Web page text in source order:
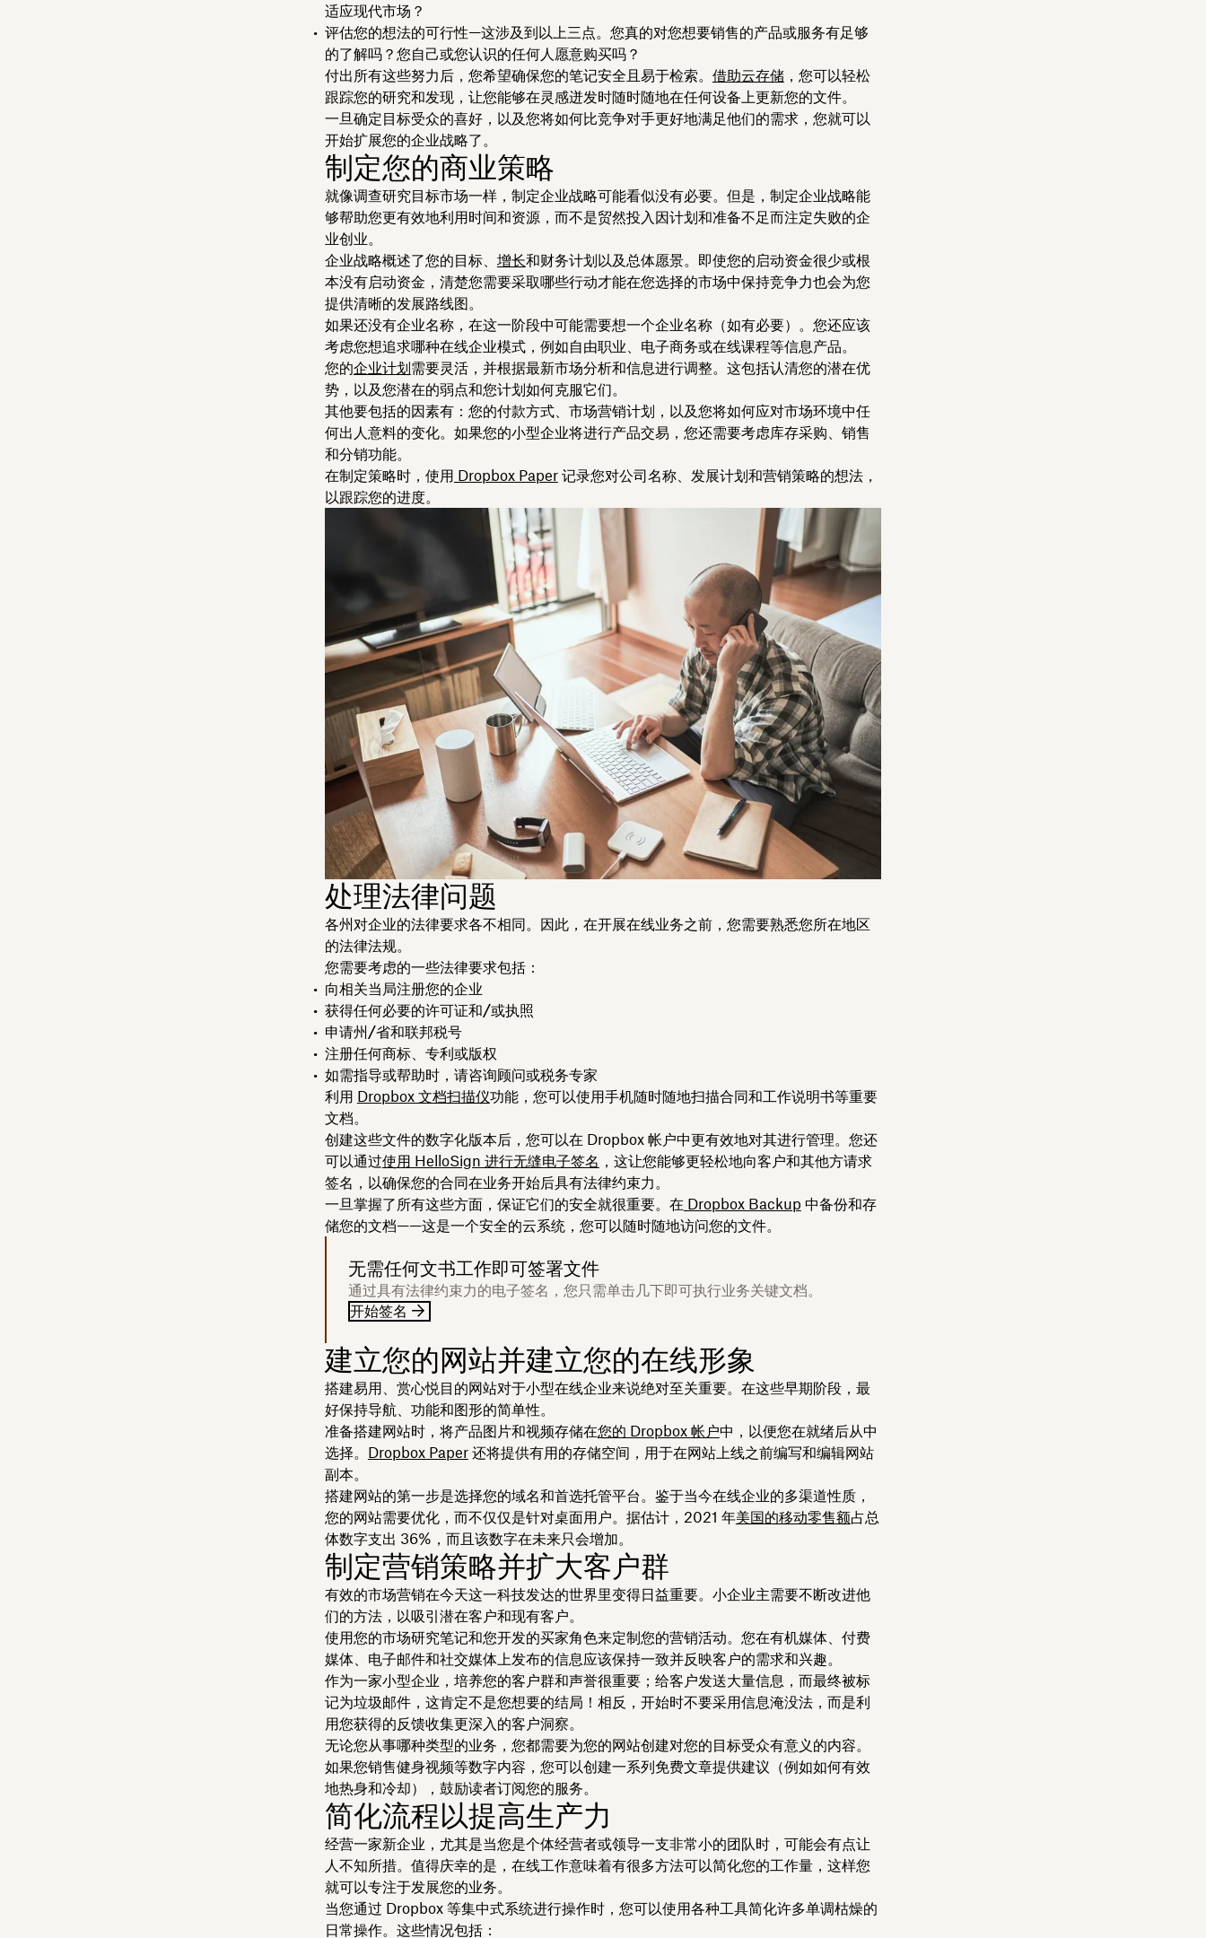
适应现代市场？
评估您的想法的可行性—这涉及到以上三点。您真的对您想要销售的产品或服务有足够
的了解吗？您自己或您认识的任何人愿意购买吗？
付出所有这些努力后，您希望确保您的笔记安全且易于检索。 借助云存储，您可以轻松
跟踪您的研究和发现，让您能够在灵感迸发时随时随地在任何设备上更新您的文件。
一旦确定目标受众的喜好，以及您将如何比竞争对手更好地满足他们的需求，您就可以
开始扩展您的企业战略了。
制定您的商业策略
就像调查研究目标市场一样，制定企业战略可能看似没有必要。但是，制定企业战略能
够帮助您更有效地利用时间和资源，而不是贸然投入因计划和准备不足而注定失败的企
业创业。
企业战略概述了您的目标、 增长和财务计划以及总体愿景。即使您的启动资金很少或根
本没有启动资金，清楚您需要采取哪些行动才能在您选择的市场中保持竞争力也会为您
提供清晰的发展路线图。
如果还没有企业名称，在这一阶段中可能需要想一个企业名称（如有必要）。您还应该
考虑您想追求哪种在线企业模式，例如自由职业、电子商务或在线课程等信息产品。
您的企业计划需要灵活，并根据最新市场分析和信息进行调整。这包括认清您的潜在优
势，以及您潜在的弱点和您计划如何克服它们。
其他要包括的因素有：您的付款方式、市场营销计划，以及您将如何应对市场环境中任
何出人意料的变化。如果您的小型企业将进行产品交易，您还需要考虑库存采购、销售
和分销功能。
在制定策略时，使用 Dropbox Paper记录您对公司名称、发展计划和营销策略的想法，
以跟踪您的进度。
处理法律问题
各州对企业的法律要求各不相同。因此，在开展在线业务之前，您需要熟悉您所在地区
的法律法规。
您需要考虑的一些法律要求包括：
向相关当局注册您的企业
获得任何必要的许可证和/或执照
申请州/省和联邦税号
注册任何商标、专利或版权
如需指导或帮助时，请咨询顾问或税务专家
利用 Dropbox 文档扫描仪功能，您可以使用手机随时随地扫描合同和工作说明书等重要
文档。
创建这些文件的数字化版本后，您可以在 Dropbox 帐户中更有效地对其进行管理。您还
可以通过使用 HelloSign 进行无缝电子签名 ，这让您能够更轻松地向客户和其他方请求
签名，以确保您的合同在业务开始后具有法律约束力。
一旦掌握了所有这些方面，保证它们的安全就很重要。在 Dropbox Backup 中备份和存
储您的文档——这是一个安全的云系统，您可以随时随地访问您的文件。
无需任何文书工作即可签署文件
通过具有法律约束力的电子签名，您只需单击几下即可执行业务关键文档。
开始签名
建立您的网站并建立您的在线形象
搭建易用、赏心悦目的网站对于小型在线企业来说绝对至关重要。在这些早期阶段，最
好保持导航、功能和图形的简单性。
准备搭建网站时，将产品图片和视频存储在您的 Dropbox 帐户中，以便您在就绪后从中
选择。 Dropbox Paper还将提供有用的存储空间，用于在网站上线之前编写和编辑网站
副本。
搭建网站的第一步是选择您的域名和首选托管平台。鉴于当今在线企业的多渠道性质，
您的网站需要优化，而不仅仅是针对桌面用户。据估计，2021 年美国的移动零售额占总
体数字支出 36%，而且该数字在未来只会增加。
制定营销策略并扩大客户群
有效的市场营销在今天这一科技发达的世界里变得日益重要。小企业主需要不断改进他
们的方法，以吸引潜在客户和现有客户。
使用您的市场研究笔记和您开发的买家角色来定制您的营销活动。您在有机媒体、付费
媒体、电子邮件和社交媒体上发布的信息应该保持一致并反映客户的需求和兴趣。
作为一家小型企业，培养您的客户群和声誉很重要；给客户发送大量信息，而最终被标
记为垃圾邮件，这肯定不是您想要的结局！相反，开始时不要采用信息淹没法，而是利
用您获得的反馈收集更深入的客户洞察。
无论您从事哪种类型的业务，您都需要为您的网站创建对您的目标受众有意义的内容。
如果您销售健身视频等数字内容，您可以创建一系列免费文章提供建议（例如如何有效
地热身和冷却），鼓励读者订阅您的服务。
简化流程以提高生产力
经营一家新企业，尤其是当您是个体经营者或领导一支非常小的团队时，可能会有点让
人不知所措。值得庆幸的是，在线工作意味着有很多方法可以简化您的工作量，这样您
就可以专注于发展您的业务。
当您通过 Dropbox 等集中式系统进行操作时，您可以使用各种工具简化许多单调枯燥的
日常操作。这些情况包括：